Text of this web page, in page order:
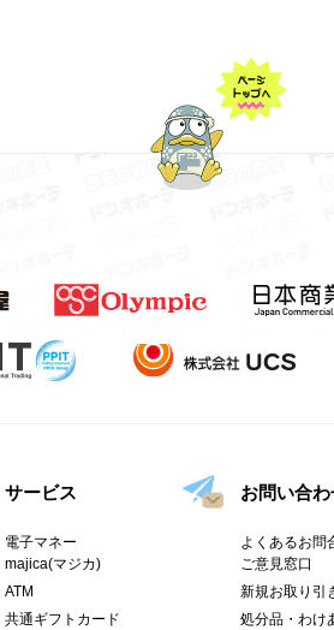
サービス
電子マネー
majica(マジカ)
ATM
共通ギフトカード
お問い合わ
よくあるお問
ご意見窓口
新規お取り引
処分品・わけ